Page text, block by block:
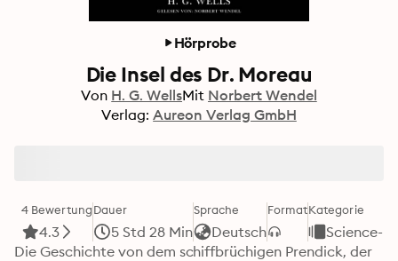
Hörprobe
Die Insel des Dr. Moreau
Von H. G. WellsMit Norbert Wendel
Verlag: Aureon Verlag GmbH
4 Bewertung
4.3
Dauer
5 Std 28 Min
Sprache
Deutsch
FormatKategorie
Science-
Die Geschichte von dem schiffbrüchigen Prendick, der